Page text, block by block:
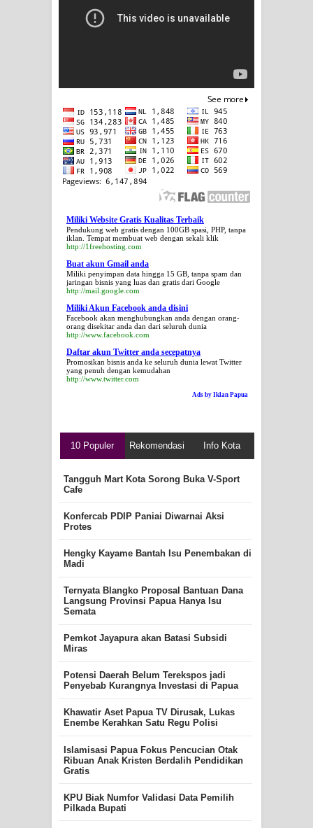
Miliki Website Gratis Kualitas Terbaik
Pendukung web gratis dengan 100GB spasi, PHP, tanpa
iklan. Tempat membuat web dengan sekali klik
http://1freehosting.com
Buat akun Gmail anda
Miliki penyimpan data hingga 15 GB, tanpa spam dan
jaringan bisnis yang luas dan gratis dari Google
http://mail.google.com
Miliki Akun Facebook anda disini
Facebook akan menghubungkan anda dengan orang-
orang disekitar anda dan dari seluruh dunia
http://www.facebook.com
Daftar akun Twitter anda secepatnya
Promosikan bisnis anda ke seluruh dunia lewat Twitter
yang penuh dengan kemudahan
http://www.twitter.com
Ads by Iklan Papua
10 Populer Rekomendasi Info Kota
Tangguh Mart Kota Sorong Buka V-Sport
Cafe
Konfercab PDIP Paniai Diwarnai Aksi
Protes
Hengky Kayame Bantah Isu Penembakan di
Madi
Ternyata Blangko Proposal Bantuan Dana
Langsung Provinsi Papua Hanya Isu
Semata
Pemkot Jayapura akan Batasi Subsidi
Miras
Potensi Daerah Belum Terekspos jadi
Penyebab Kurangnya Investasi di Papua
Khawatir Aset Papua TV Dirusak, Lukas
Enembe Kerahkan Satu Regu Polisi
Islamisasi Papua Fokus Pencucian Otak
Ribuan Anak Kristen Berdalih Pendidikan
Gratis
KPU Biak Numfor Validasi Data Pemilih
Pilkada Bupati